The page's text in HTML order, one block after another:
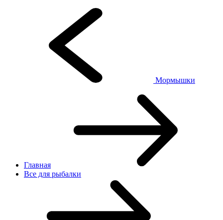
Мормышки
Главная
Все для рыбалки